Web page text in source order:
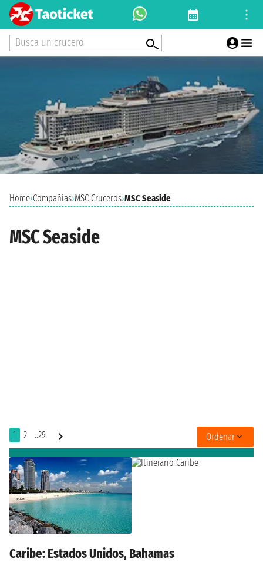
Busca un crucero
Home›Compañías›MSC Cruceros›MSC Seaside
MSC Seaside
1 2 ..29 Ordenar
Caribe: Estados Unidos, Bahamas